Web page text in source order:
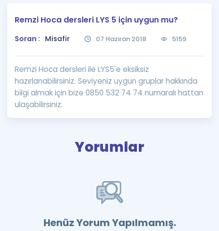
Puan Hesaplama
Rehberlik Aracı
ÖSYM Sınav Takvimi
Kampanyalar
Blog
Remzi Hoca dersleri LYS 5 için uygun mu?
Soran : Misafir 07 Haziran 2018 5159
Remzi Hoca dersleri ile LYS5'e eksiksiz
hazırlanabilirsiniz. Seviyeniz uygun gruplar hakkında
bilgi almak için bize 0850 532 74 74 numaralı hattan
ulaşabilirsiniz.
Yorumlar
Henüz Yorum Yapılmamış.